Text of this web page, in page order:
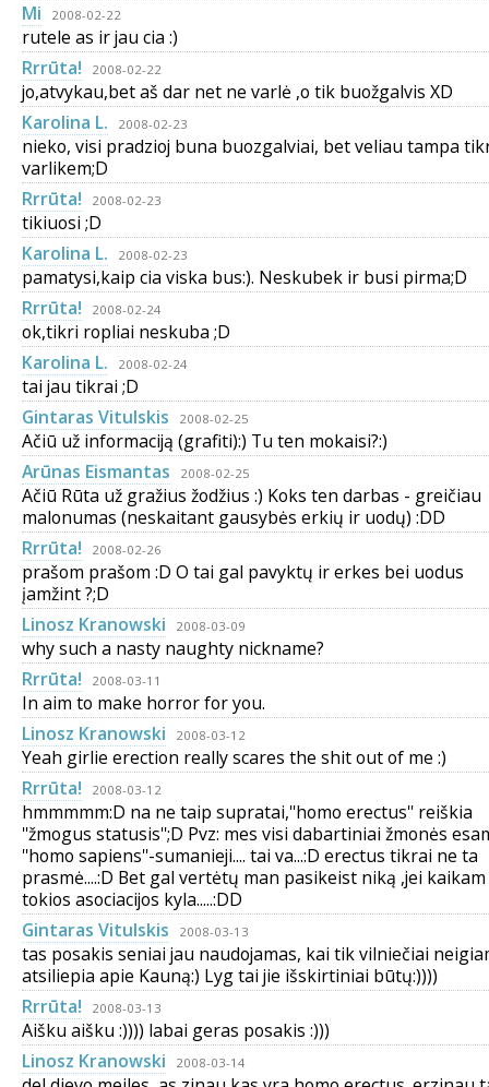
Mi
2008-02-22
rutele as ir jau cia :)
Rrrūta!
2008-02-22
jo,atvykau,bet aš dar net ne varlė ,o tik buožgalvis XD
Karolina L.
2008-02-23
nieko, visi pradzioj buna buozgalviai, bet veliau tampa
varlikem;D
Rrrūta!
2008-02-23
tikiuosi ;D
Karolina L.
2008-02-23
pamatysi,kaip cia viska bus:). Neskubek ir busi pirma;D
Rrrūta!
2008-02-24
ok,tikri ropliai neskuba ;D
Karolina L.
2008-02-24
tai jau tikrai ;D
Gintaras Vitulskis
2008-02-25
Ačiū už informaciją (grafiti):) Tu ten mokaisi?:)
Arūnas Eismantas
2008-02-25
Ačiū Rūta už gražius žodžius :) Koks ten darbas - greičiau
malonumas (neskaitant gausybės erkių ir uodų) :DD
Rrrūta!
2008-02-26
prašom prašom :D O tai gal pavyktų ir erkes bei uodus
įamžint ?;D
Linosz Kranowski
2008-03-09
why such a nasty naughty nickname?
Rrrūta!
2008-03-11
In aim to make horror for you.
Linosz Kranowski
2008-03-12
Yeah girlie erection really scares the shit out of me :)
Rrrūta!
2008-03-12
hmmmmm:D na ne taip supratai,''homo erectus'' reiškia
''žmogus statusis'';D Pvz: mes visi dabartiniai žmonės
''homo sapiens''-sumanieji.... tai va...:D erectus tikrai ne ta
prasmė....:D Bet gal vertėtų man pasikeist niką ,jei
tokios asociacijos kyla.....:DD
Gintaras Vitulskis
2008-03-13
tas posakis seniai jau naudojamas, kai tik vilniečiai
atsiliepia apie Kauną:) Lyg tai jie išskirtiniai būtų:))))
Rrrūta!
2008-03-13
Aišku aišku :)))) labai geras posakis :)))
Linosz Kranowski
2008-03-14